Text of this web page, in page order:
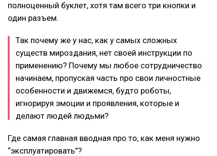
полноценный буклет, хотя там всего три кнопки и
один разъем.
Так почему же у нас, как у самых сложных
существ мироздания, нет своей инструкции по
применению? Почему мы любое сотрудничество
начинаем, пропуская часть про свои личностные
особенности и движемся, будто роботы,
игнорируя эмоции и проявления, которые и
делают людей людьми?
Где самая главная вводная про то, как меня нужно
“эксплуатировать”?